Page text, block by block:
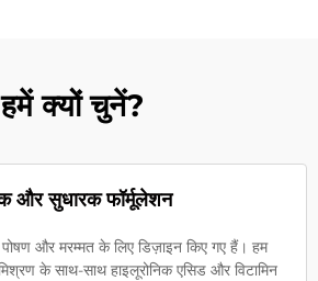
हमें क्यों चुनें?
और सुधारक फॉर्मूलेशन
पोषण और मरम्मत के लिए डिज़ाइन किए गए हैं। हम
के साथ-साथ हाइलूरोनिक एसिड और विटामिन